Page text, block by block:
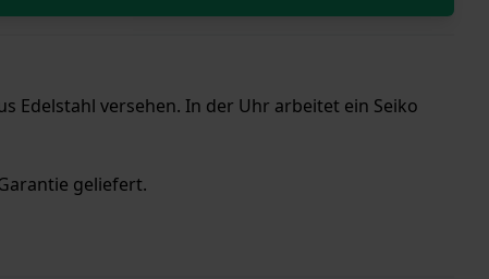
Edelstahl versehen. In der Uhr arbeitet ein Seiko
geliefert.